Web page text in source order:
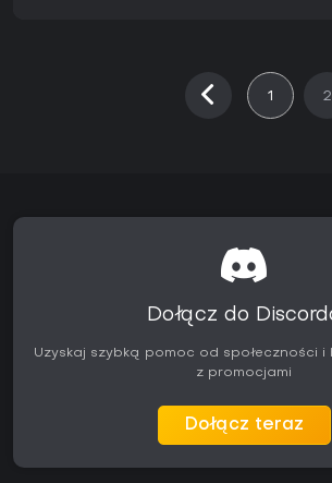
1 2
Dołącz do
Uzyskaj szybką pomoc od społeczności
z promocjami
Dołącz teraz